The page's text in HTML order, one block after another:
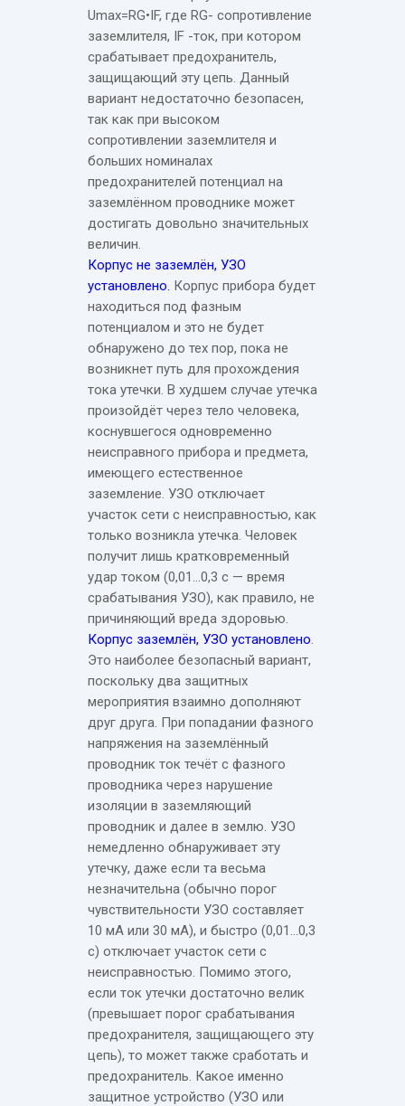
Umax=RG•IF, где RG- сопротивление
заземлителя, IF -ток, при котором
срабатывает предохранитель,
защищающий эту цепь. Данный
вариант недостаточно безопасен,
так как при высоком
сопротивлении заземлителя и
больших номиналах
предохранителей потенциал на
заземлённом проводнике может
достигать довольно значительных
величин.
Корпус не заземлён, УЗО
установлено. Корпус прибора будет
находиться под фазным
потенциалом и это не будет
обнаружено до тех пор, пока не
возникнет путь для прохождения
тока утечки. В худшем случае утечка
произойдёт через тело человека,
коснувшегося одновременно
неисправного прибора и предмета,
имеющего естественное
заземление. УЗО отключает
участок сети с неисправностью, как
только возникла утечка. Человек
получит лишь кратковременный
удар током (0,01…0,3 с — время
срабатывания УЗО), как правило, не
причиняющий вреда здоровью.
Корпус заземлён, УЗО установлено.
Это наиболее безопасный вариант,
поскольку два защитных
мероприятия взаимно дополняют
друг друга. При попадании фазного
напряжения на заземлённый
проводник ток течёт с фазного
проводника через нарушение
изоляции в заземляющий
проводник и далее в землю. УЗО
немедленно обнаруживает эту
утечку, даже если та весьма
незначительна (обычно порог
чувствительности УЗО составляет
10 мА или 30 мА), и быстро (0,01…0,3
с) отключает участок сети с
неисправностью. Помимо этого,
если ток утечки достаточно велик
(превышает порог срабатывания
предохранителя, защищающего эту
цепь), то может также сработать и
предохранитель. Какое именно
защитное устройство (УЗО или